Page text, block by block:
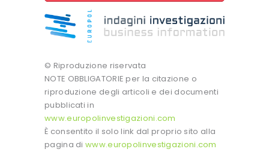
© Riproduzione riservata
NOTE OBBLIGATORIE per la citazione o
riproduzione degli articoli e dei documenti
pubblicati in
www.europolinvestigazioni.com
È consentito il solo link dal proprio sito alla
pagina di www.europolinvestigazioni.com